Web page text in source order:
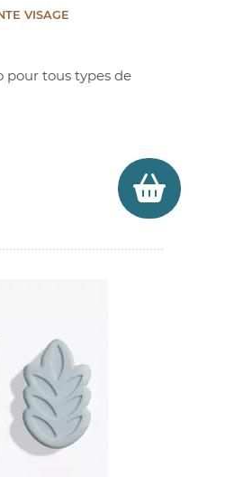
VISAGE
pour tous types de